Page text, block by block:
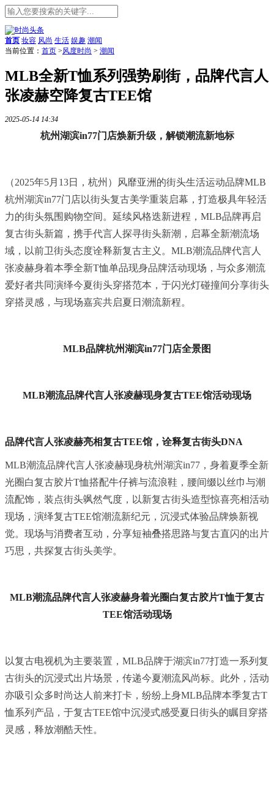
首页 妆容 风尚 生活 娱趣 潮闻
当前位置： 首页 >风度时尚 > 潮闻
MLB全新T恤系列强势刷街，品牌代言人
张凌赫空降复古TEE馆
2025-05-14 14:34
杭州湖滨in77门店焕新升级，解锁潮流新地标
（2025年5月13日，杭州）风靡亚洲的街头生活运动品牌MLB
杭州湖滨in77门店以街头复古美学重装启幕，打造极具年轻活
力的街头氛围购物空间。延续风格迭新进程，MLB品牌再启
复古街头新篇，携手代言人探寻街头新潮，启幕全新潮流场
域，以前卫街头态度诠释新复古主义。MLB潮流品牌代言人
张凌赫身着本季全新T恤单品现身品牌活动现场，与众多潮流
爱好者共同演绎今夏街头穿搭范本，于闪光灯碰撞间分享街头
穿搭灵感，与现场嘉宾共启夏日潮流新程。
MLB品牌杭州湖滨in77门店全景图
MLB潮流品牌代言人张凌赫现身复古TEE馆活动现场
品牌代言人张凌赫亮相复古TEE馆，诠释复古街头DNA
MLB潮流品牌代言人张凌赫现身杭州湖滨in77，身着夏季全新
光圈白复古胶片T恤搭配牛仔裤与流浪鞋，腰间缀以丝巾与潮
流配饰，装点街头飒然气度，以新复古街头造型惊喜亮相活动
现场，演绎复古TEE馆潮流新纪元，沉浸式体验品牌焕新视
觉。现场与消费者互动，分享短袖叠搭思路与复古直闪的出片
巧思，共探复古街头美学。
MLB潮流品牌代言人张凌赫身着光圈白复古胶片T恤于复古
TEE馆活动现场
以复古电视机为主要装置，MLB品牌于湖滨in77打造一系列复
古街头的沉浸式出片场景，传递今夏潮流风尚标。此外，活动
亦吸引众多时尚达人前来打卡，纷纷上身MLB品牌本季复古T
恤系列产品，于复古TEE馆中沉浸式感受夏日街头的瞩目穿搭
灵感，释放潮酷天性。